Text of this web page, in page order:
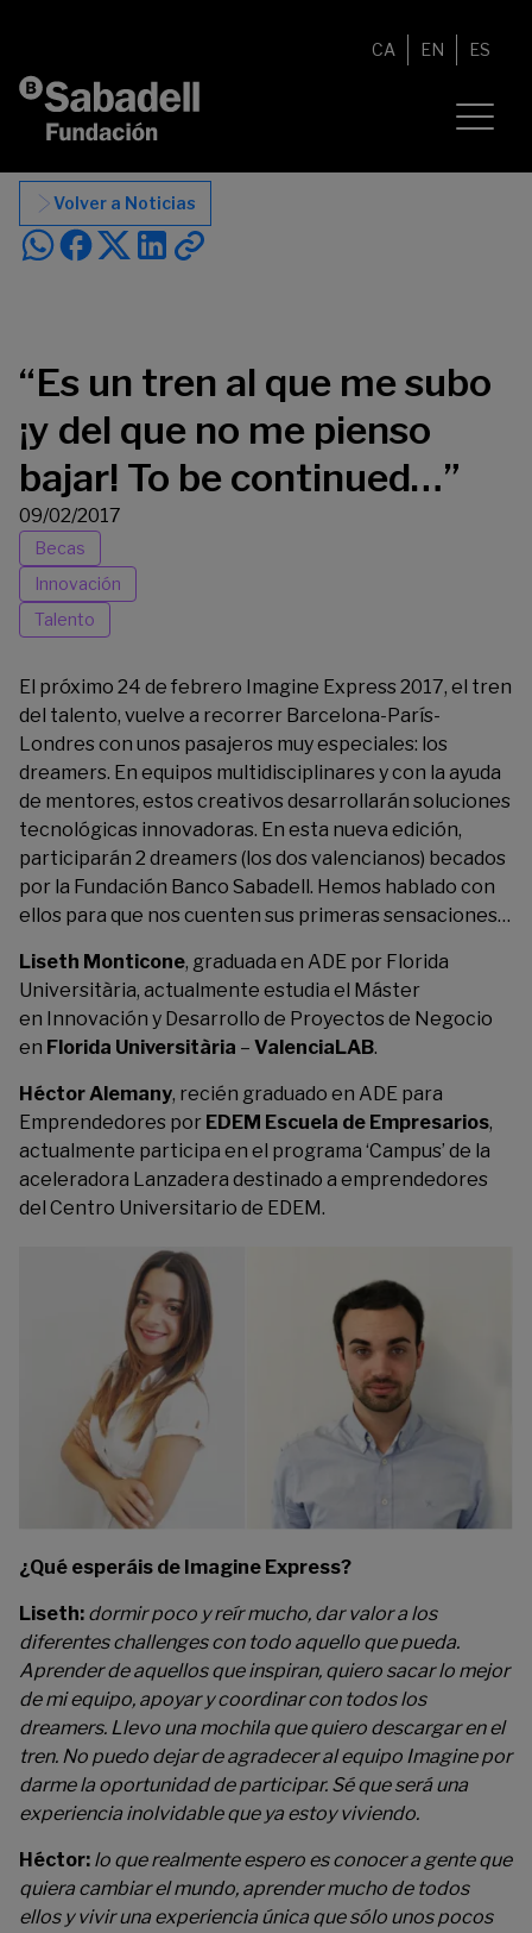
CA EN ES
Volver a Noticias
“Es un tren al que me subo
¡y del que no me pienso
bajar! To be continued…”
09/02/2017
Becas
Innovación
Talento
El próximo 24 de febrero Imagine Express 2017, el tren
del talento, vuelve a recorrer Barcelona-París-
Londres con unos pasajeros muy especiales: los
dreamers. En equipos multidisciplinares y con la ayuda
de mentores, estos creativos desarrollarán soluciones
tecnológicas innovadoras. En esta nueva edición,
participarán 2 dreamers (los dos valencianos) becados
por la Fundación Banco Sabadell. Hemos hablado con
ellos para que nos cuenten sus primeras sensaciones…
Liseth Monticone, graduada en ADE por Florida
Universitària, actualmente estudia el Máster
en Innovación y Desarrollo de Proyectos de Negocio
en Florida Universitària – ValenciaLAB.
Héctor Alemany, recién graduado en ADE para
Emprendedores por EDEM Escuela de Empresarios,
actualmente participa en el programa ‘Campus’ de la
aceleradora Lanzadera destinado a emprendedores
del Centro Universitario de EDEM.
¿Qué esperáis de Imagine Express?
Liseth: dormir poco y reír mucho, dar valor a los
diferentes challenges con todo aquello que pueda.
Aprender de aquellos que inspiran, quiero sacar lo mejor
de mi equipo, apoyar y coordinar con todos los
dreamers. Llevo una mochila que quiero descargar en el
tren. No puedo dejar de agradecer al equipo Imagine por
darme la oportunidad de participar. Sé que será una
experiencia inolvidable que ya estoy viviendo.
Héctor: lo que realmente espero es conocer a gente que
quiera cambiar el mundo, aprender mucho de todos
ellos y vivir una experiencia única que sólo unos pocos